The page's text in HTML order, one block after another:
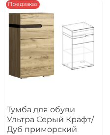
Предзаказ
Тумба для обуви
Ультра Серый Крафт/
Дуб приморский